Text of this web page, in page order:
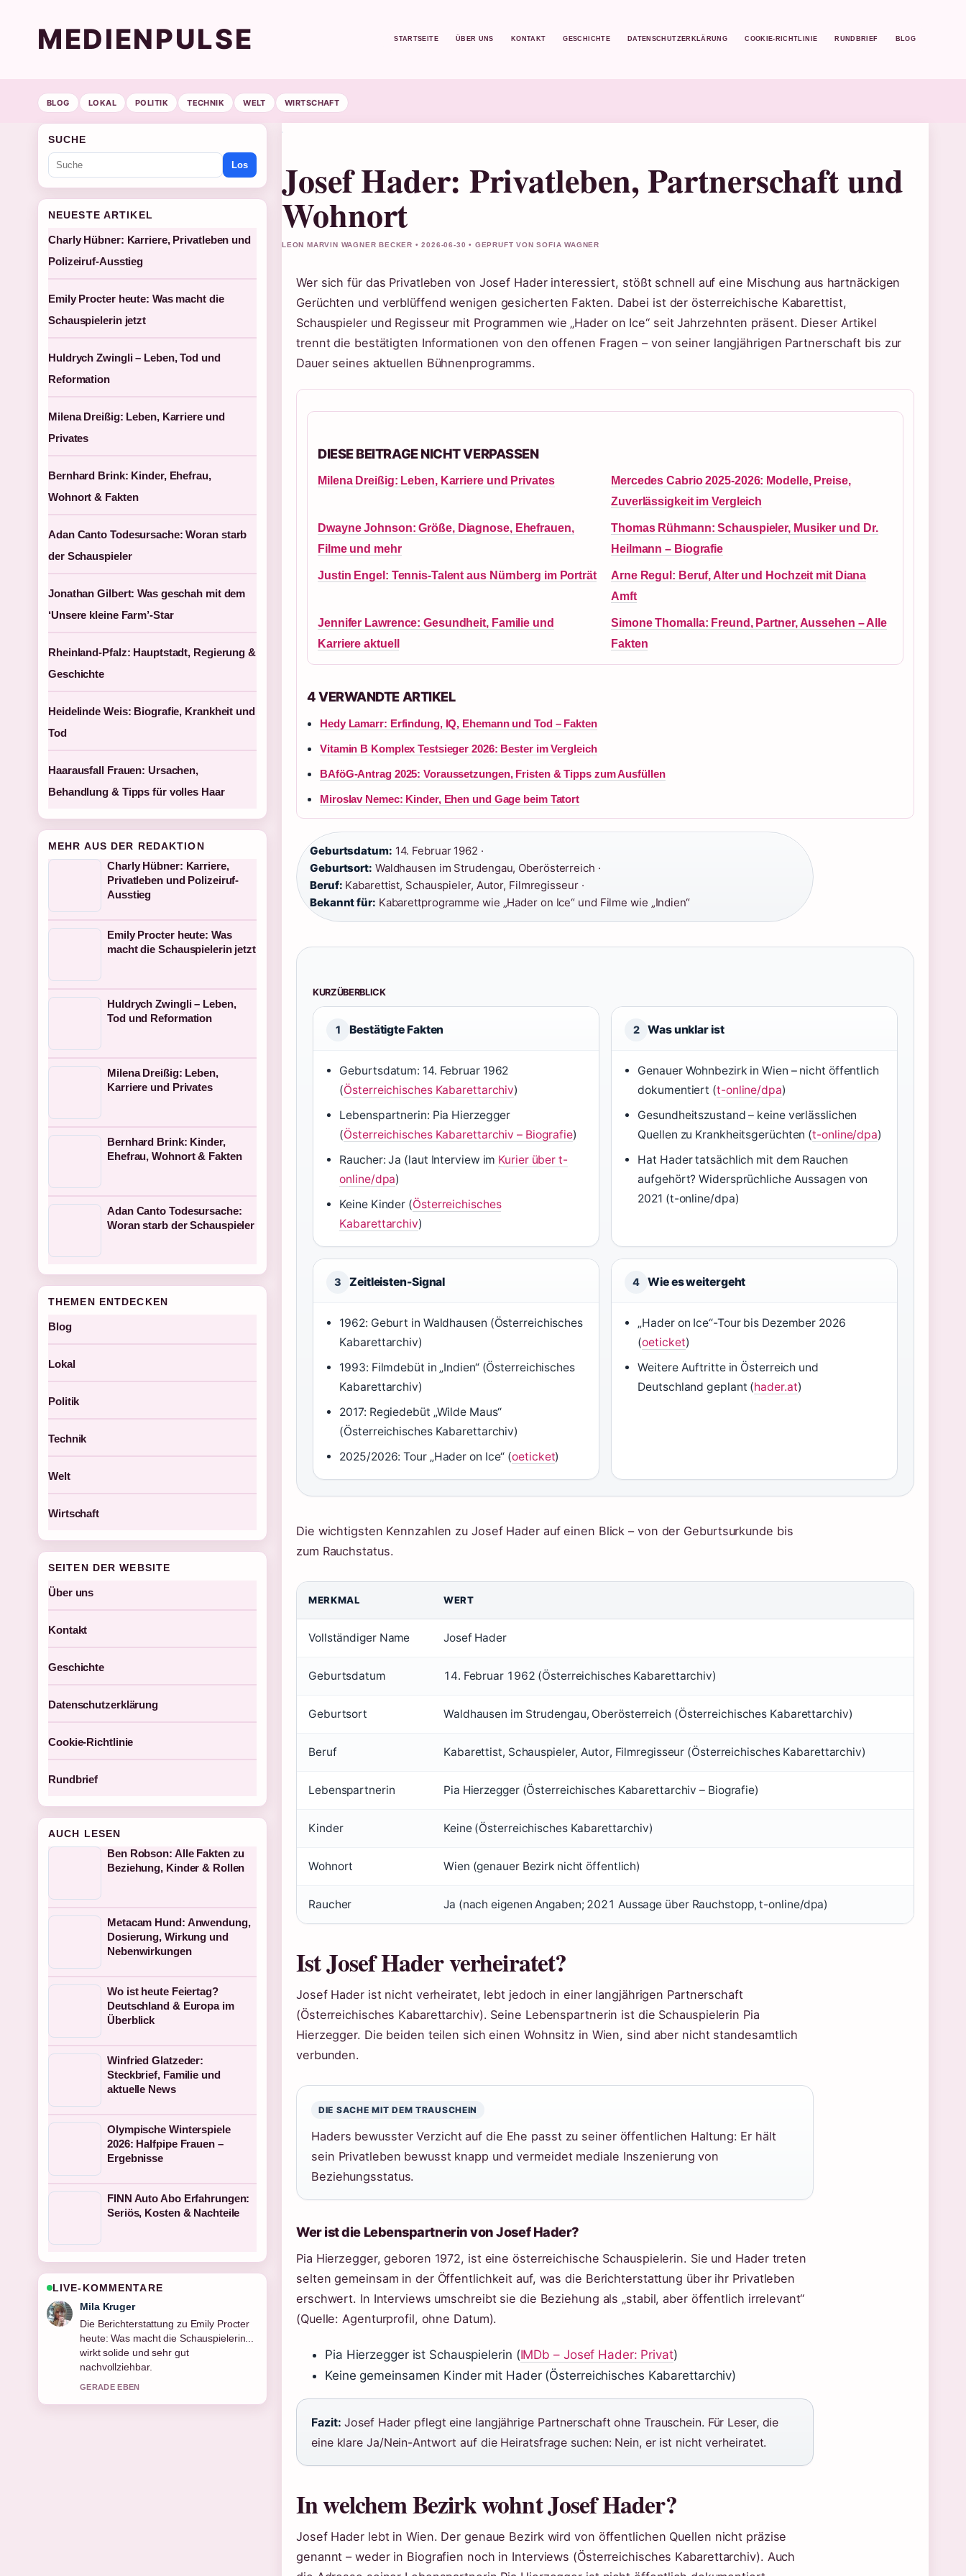
MEDIENPULSE STARTSEITE ÜBER UNS KONTAKT GESCHICHTE DATENSCHUTZERKLÄRUNG COOKIE-RICHTLINIE RUNDBRIEF BLOG
BLOG LOKAL POLITIK TECHNIK WELT WIRTSCHAFT
Josef Hader: Privatleben, Partnerschaft und
Wohnort
LEON MARVIN WAGNER BECKER • 2026-06-30 • GEPRUFT VON SOFIA WAGNER
Wer sich für das Privatleben von Josef Hader interessiert, stößt schnell auf eine Mischung aus hartnäckigen
Gerüchten und verblüffend wenigen gesicherten Fakten. Dabei ist der österreichische Kabarettist,
Schauspieler und Regisseur mit Programmen wie „Hader on Ice“ seit Jahrzehnten präsent. Dieser Artikel
trennt die bestätigten Informationen von den offenen Fragen – von seiner langjährigen Partnerschaft bis zur
Dauer seines aktuellen Bühnenprogramms.
DIESE BEITRAGE NICHT VERPASSEN
Milena Dreißig: Leben, Karriere und Privates
Mercedes Cabrio 2025-2026: Modelle, Preise,
Zuverlässigkeit im Vergleich
Dwayne Johnson: Größe, Diagnose, Ehefrauen,
Filme und mehr
Thomas Rühmann: Schauspieler, Musiker und Dr.
Heilmann – Biografie
Justin Engel: Tennis-Talent aus Nürnberg im Porträt
Arne Regul: Beruf, Alter und Hochzeit mit Diana
Amft
Jennifer Lawrence: Gesundheit, Familie und
Karriere aktuell
Simone Thomalla: Freund, Partner, Aussehen – Alle
Fakten
4 VERWANDTE ARTIKEL
Hedy Lamarr: Erfindung, IQ, Ehemann und Tod – Fakten
Vitamin B Komplex Testsieger 2026: Bester im Vergleich
BAföG-Antrag 2025: Voraussetzungen, Fristen & Tipps zum Ausfüllen
Miroslav Nemec: Kinder, Ehen und Gage beim Tatort
Geburtsdatum: 14. Februar 1962 ·
Geburtsort: Waldhausen im Strudengau, Oberösterreich ·
Beruf: Kabarettist, Schauspieler, Autor, Filmregisseur ·
Bekannt für: Kabarettprogramme wie „Hader on Ice“ und Filme wie „Indien“
KURZÜBERBLICK
1 Bestätigte Fakten
Geburtsdatum: 14. Februar 1962
(Österreichisches Kabarettarchiv)
Lebenspartnerin: Pia Hierzegger
(Österreichisches Kabarettarchiv – Biografie)
Raucher: Ja (laut Interview im Kurier über t-
online/dpa)
Keine Kinder (Österreichisches
Kabarettarchiv)
2 Was unklar ist
Genauer Wohnbezirk in Wien – nicht öffentlich
dokumentiert (t-online/dpa)
Gesundheitszustand – keine verlässlichen
Quellen zu Krankheitsgerüchten (t-online/dpa)
Hat Hader tatsächlich mit dem Rauchen
aufgehört? Widersprüchliche Aussagen von
2021 (t-online/dpa)
3 Zeitleisten-Signal
1962: Geburt in Waldhausen (Österreichisches
Kabarettarchiv)
1993: Filmdebüt in „Indien“ (Österreichisches
Kabarettarchiv)
2017: Regiedebüt „Wilde Maus“
(Österreichisches Kabarettarchiv)
2025/2026: Tour „Hader on Ice“ (oeticket)
4 Wie es weitergeht
„Hader on Ice“-Tour bis Dezember 2026
(oeticket)
Weitere Auftritte in Österreich und
Deutschland geplant (hader.at)
Die wichtigsten Kennzahlen zu Josef Hader auf einen Blick – von der Geburtsurkunde bis
zum Rauchstatus.
MERKMAL WERT
Vollständiger Name Josef Hader
Geburtsdatum 14. Februar 1962 (Österreichisches Kabarettarchiv)
Geburtsort Waldhausen im Strudengau, Oberösterreich (Österreichisches Kabarettarchiv)
Beruf Kabarettist, Schauspieler, Autor, Filmregisseur (Österreichisches Kabarettarchiv)
Lebenspartnerin Pia Hierzegger (Österreichisches Kabarettarchiv – Biografie)
Kinder Keine (Österreichisches Kabarettarchiv)
Wohnort Wien (genauer Bezirk nicht öffentlich)
Raucher Ja (nach eigenen Angaben; 2021 Aussage über Rauchstopp, t-online/dpa)
Ist Josef Hader verheiratet?
Josef Hader ist nicht verheiratet, lebt jedoch in einer langjährigen Partnerschaft
(Österreichisches Kabarettarchiv). Seine Lebenspartnerin ist die Schauspielerin Pia
Hierzegger. Die beiden teilen sich einen Wohnsitz in Wien, sind aber nicht standesamtlich
verbunden.
DIE SACHE MIT DEM TRAUSCHEIN
Haders bewusster Verzicht auf die Ehe passt zu seiner öffentlichen Haltung: Er hält
sein Privatleben bewusst knapp und vermeidet mediale Inszenierung von
Beziehungsstatus.
Wer ist die Lebenspartnerin von Josef Hader?
Pia Hierzegger, geboren 1972, ist eine österreichische Schauspielerin. Sie und Hader treten
selten gemeinsam in der Öffentlichkeit auf, was die Berichterstattung über ihr Privatleben
erschwert. In Interviews umschreibt sie die Beziehung als „stabil, aber öffentlich irrelevant“
(Quelle: Agenturprofil, ohne Datum).
Pia Hierzegger ist Schauspielerin (IMDb – Josef Hader: Privat)
Keine gemeinsamen Kinder mit Hader (Österreichisches Kabarettarchiv)
Fazit: Josef Hader pflegt eine langjährige Partnerschaft ohne Trauschein. Für Leser, die
eine klare Ja/Nein-Antwort auf die Heiratsfrage suchen: Nein, er ist nicht verheiratet.
In welchem Bezirk wohnt Josef Hader?
Josef Hader lebt in Wien. Der genaue Bezirk wird von öffentlichen Quellen nicht präzise
genannt – weder in Biografien noch in Interviews (Österreichisches Kabarettarchiv). Auch
SUCHE
Los
NEUESTE ARTIKEL
Charly Hübner: Karriere, Privatleben und
Polizeiruf-Ausstieg
Emily Procter heute: Was macht die
Schauspielerin jetzt
Huldrych Zwingli – Leben, Tod und
Reformation
Milena Dreißig: Leben, Karriere und
Privates
Bernhard Brink: Kinder, Ehefrau,
Wohnort & Fakten
Adan Canto Todesursache: Woran starb
der Schauspieler
Jonathan Gilbert: Was geschah mit dem
‘Unsere kleine Farm’-Star
Rheinland-Pfalz: Hauptstadt, Regierung &
Geschichte
Heidelinde Weis: Biografie, Krankheit und
Tod
Haarausfall Frauen: Ursachen,
Behandlung & Tipps für volles Haar
MEHR AUS DER REDAKTION
Charly Hübner: Karriere,
Privatleben und Polizeiruf-
Ausstieg
Emily Procter heute: Was
macht die Schauspielerin jetzt
Huldrych Zwingli – Leben,
Tod und Reformation
Milena Dreißig: Leben,
Karriere und Privates
Bernhard Brink: Kinder,
Ehefrau, Wohnort & Fakten
Adan Canto Todesursache:
Woran starb der Schauspieler
THEMEN ENTDECKEN
Blog
Lokal
Politik
Technik
Welt
Wirtschaft
SEITEN DER WEBSITE
Über uns
Kontakt
Geschichte
Datenschutzerklärung
Cookie-Richtlinie
Rundbrief
AUCH LESEN
Ben Robson: Alle Fakten zu
Beziehung, Kinder & Rollen
Metacam Hund: Anwendung,
Dosierung, Wirkung und
Nebenwirkungen
Wo ist heute Feiertag?
Deutschland & Europa im
Überblick
Winfried Glatzeder:
Steckbrief, Familie und
aktuelle News
Olympische Winterspiele
2026: Halfpipe Frauen –
Ergebnisse
FINN Auto Abo Erfahrungen:
Seriös, Kosten & Nachteile
LIVE-KOMMENTARE
Jonas Wagner
Gute Verifikationsarbeit zu Huldrych
Zwingli – Leben, Tod und Reformation.
Mehr Medien sollten so schreiben.
3 MIN ZUVOR